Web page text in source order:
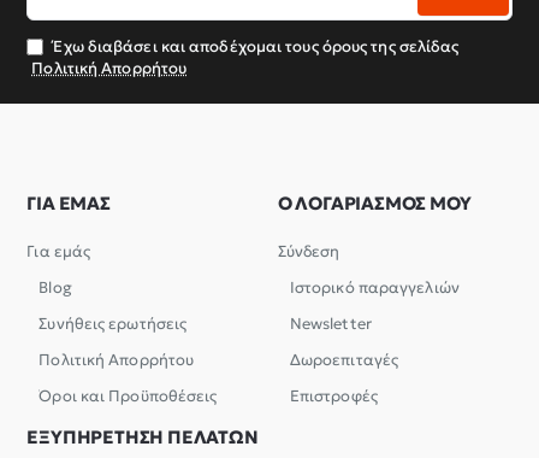
email
σας
Έχω διαβάσει και αποδέχομαι τους όρους της σελίδας
Πολιτική Απορρήτου
ΓΙΑ ΕΜΑΣ
Για εμάς
Blog
Συνήθεις ερωτήσεις
Πολιτική Απορρήτου
Όροι και Προϋποθέσεις
Ο ΛΟΓΑΡΙΑΣΜΟΣ ΜΟΥ
Σύνδεση
Ιστορικό παραγγελιών
Newsletter
Δωροεπιταγές
Επιστροφές
ΕΞΥΠΗΡΕΤΗΣΗ ΠΕΛΑΤΩΝ